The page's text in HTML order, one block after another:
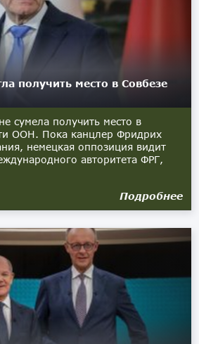
получить место в Совбезе
сумела получить место в
ООН. Пока канцлер Фридрих
немецкая оппозиция видит
авторитета ФРГ,
Подробнее